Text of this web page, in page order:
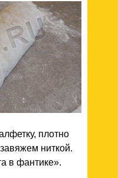
плотно
ниткой.
в фантике».